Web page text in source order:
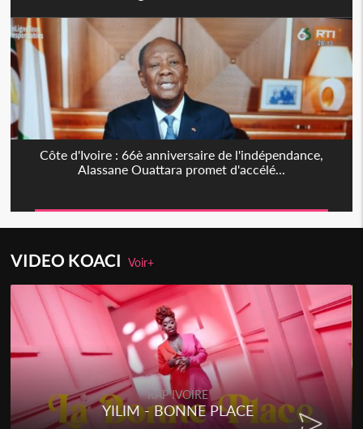
Côte d'Ivoire : 66è anniversaire de l'indépendance,
Alassane Ouattara promet d'accélé...
VIDEO KOACIVoir+
RAP IVOIRE
YILIM - BONNE PLACE